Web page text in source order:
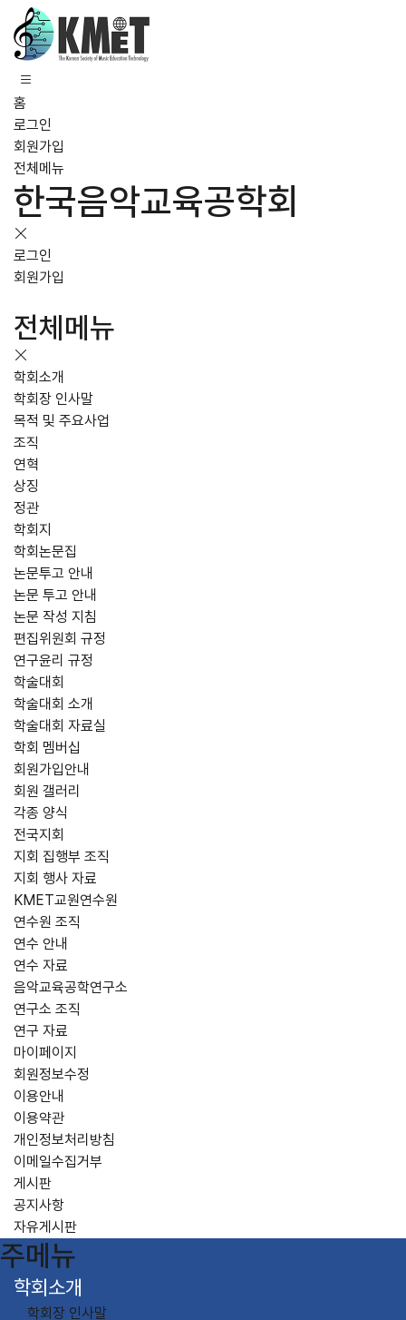
홈
로그인
회원가입
전체메뉴
한국음악교육공학회
로그인
회원가입
전체메뉴
학회소개
학회장 인사말
목적 및 주요사업
조직
연혁
상징
정관
학회지
학회논문집
논문투고 안내
논문 투고 안내
논문 작성 지침
편집위원회 규정
연구윤리 규정
학술대회
학술대회 소개
학술대회 자료실
학회 멤버십
회원가입안내
회원 갤러리
각종 양식
전국지회
지회 집행부 조직
지회 행사 자료
KMET교원연수원
연수원 조직
연수 안내
연수 자료
음악교육공학연구소
연구소 조직
연구 자료
마이페이지
회원정보수정
이용안내
이용약관
개인정보처리방침
이메일수집거부
게시판
공지사항
자유게시판
주메뉴
학회소개
학회장 인사말